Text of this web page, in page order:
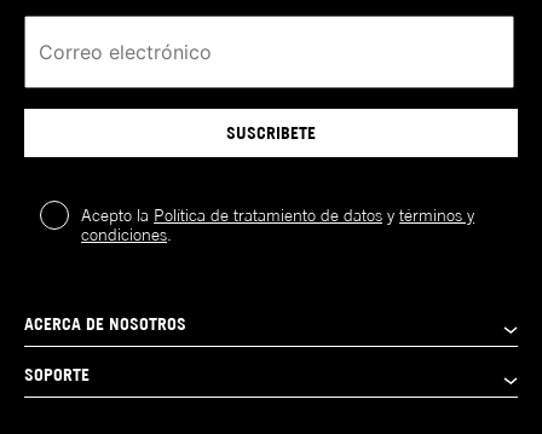
SUSCRIBETE
Acepto la Política de tratamiento de datos ytérminos y
condiciones.
ACERCA DE NOSOTROS
SOPORTE